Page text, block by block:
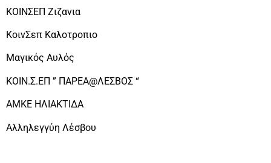
ΚΟΙΝΣΕΠ Ζιζανια
ΚοινΣεπ Καλοτροπιο
Μαγικός Αυλός
ΚΟΙΝ.Σ.ΕΠ ” ΠΑΡΕΑ@ΛΕΣΒΟΣ “
ΑΜΚΕ ΗΛΙΑΚΤΙΔΑ
Αλληλεγγύη Λέσβου